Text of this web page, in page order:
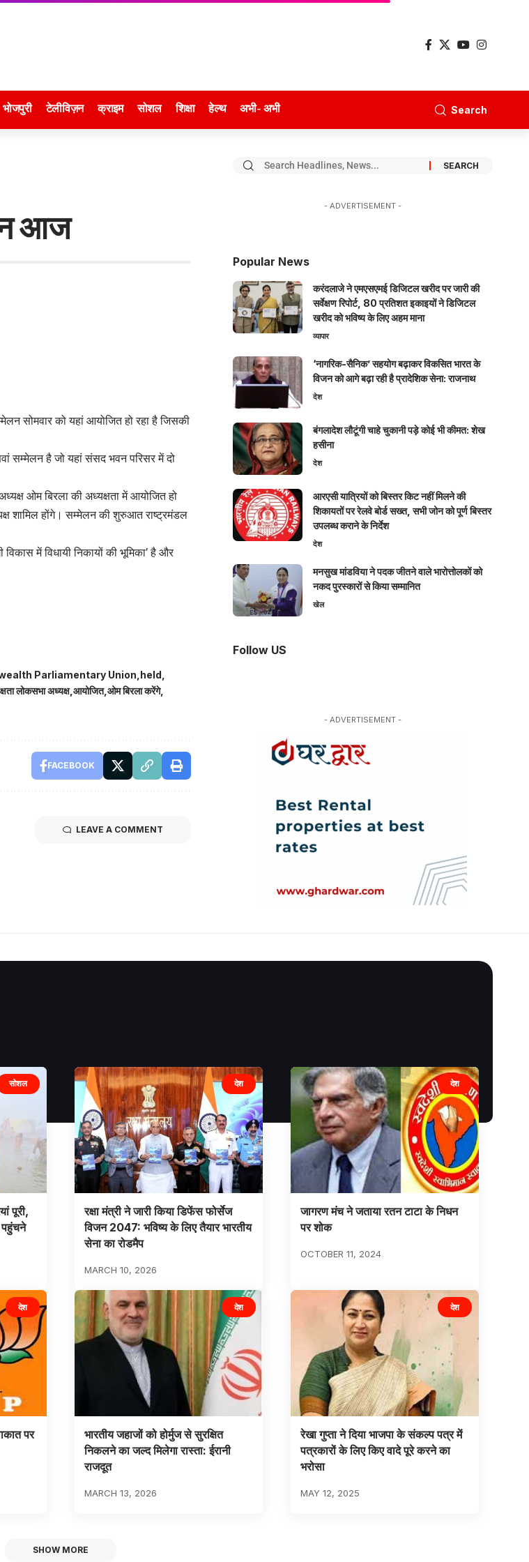
भोजपुरी टेलीविज़न क्राइम सोशल शिक्षा हेल्थ अभी- अभी Search
आज
सोमवार को यहां आयोजित हो रहा है जिसकी
सम्मेलन है जो यहां संसद भवन परिसर में दो
ओम बिरला की अध्यक्षता में आयोजित हो
शामिल होंगे। सम्मेलन की शुरुआत राष्ट्रमंडल
में विधायी निकायों की भूमिका’ है और
Parliamentary Union held
लोकसभा अध्यक्ष आयोजित ओम बिरला करेंगे
FACEBOOK
LEAVE A COMMENT
- ADVERTISEMENT -
Popular News
करंदलाजे ने एमएसएमई डिजिटल खरीद पर जारी की
सर्वेक्षण रिपोर्ट, 80 प्रतिशत इकाइयों ने डिजिटल
खरीद को भविष्य के लिए अहम माना
व्यापार
‘नागरिक-सैनिक’ सहयोग बढ़ाकर विकसित भारत के
विजन को आगे बढ़ा रही है प्रादेशिक सेना: राजनाथ
देश
बंगलादेश लौटूंगी चाहे चुकानी पड़े कोई भी कीमत: शेख
हसीना
देश
आरएसी यात्रियों को बिस्तर किट नहीं मिलने की
शिकायतों पर रेलवे बोर्ड सख्त, सभी जोन को पूर्ण बिस्तर
उपलब्ध कराने के निर्देश
देश
मनसुख मांडविया ने पदक जीतने वाले भारोत्तोलकों को
नकद पुरस्कारों से किया सम्मानित
खेल
Follow US
- ADVERTISEMENT -
सोशल
पूरी,
देश
रक्षा मंत्री ने जारी किया डिफेंस फोर्सेज
विजन 2047: भविष्य के लिए तैयार भारतीय
सेना का रोडमैप
MARCH 10, 2026
देश
जागरण मंच ने जताया रतन टाटा के निधन
पर शोक
OCTOBER 11, 2024
देश
पर
देश
भारतीय जहाजों को होर्मुज से सुरक्षित
निकलने का जल्द मिलेगा रास्ता: ईरानी
राजदूत
MARCH 13, 2026
देश
रेखा गुप्ता ने दिया भाजपा के संकल्प पत्र में
पत्रकारों के लिए किए वादे पूरे करने का
भरोसा
MAY 12, 2025
SHOW MORE